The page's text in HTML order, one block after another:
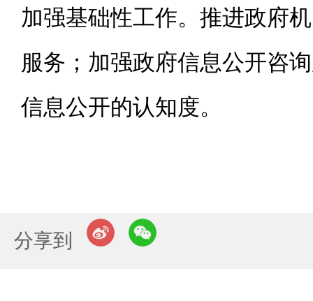
加强基础性工作。推进政府
服务；加强政府信息公开咨
信息公开的认知度。
分享到